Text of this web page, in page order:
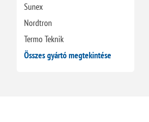
Sunex
Nordtron
Termo Teknik
Összes gyártó megtekintése